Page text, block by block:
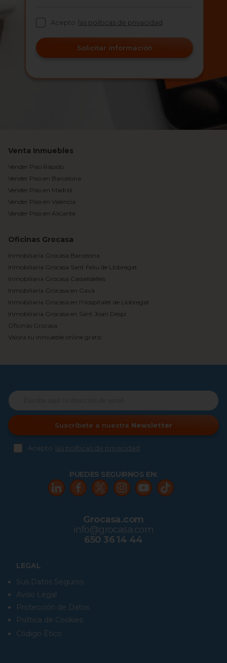
Acepto las políticas de privacidad
Solicitar información
Venta Inmuebles
Vender Piso Rápido
Vender Piso en Barcelona
Vender Piso en Madrid
Vender Piso en Valencia
Vender Piso en Alicante
Oficinas Grocasa
Inmobiliaria Grocasa Barcelona
Inmobiliaria Grocasa Sant Feliu de Llobregat
Inmobiliaria Grocasa Castelldefels
Inmobiliaria Grocasa en Gavà
Inmobiliaria Grocasa en l'Hospitalet de Llobregat
Inmobiliaria Grocasa en Sant Joan Despí
Oficinas Grocasa
Valora tu inmueble online gratis
Suscríbete a nuestra Newsletter
Acepto las políticas de privacidad
LEGAL
Sus Datos Seguros
Aviso Legal
Protección de Datos
Política de Cookies
Código Ético
PUEDES SEGUIRNOS EN:
Grocasa.com
info@grocasa.com
650 36 14 44